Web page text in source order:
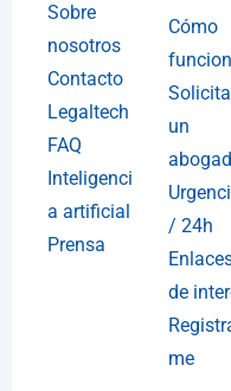
Sobre
nosotros
Contacto
Legaltech
FAQ
Inteligenci
a artificial
Prensa
Cómo
Solicita
un
/ 24h
de
me